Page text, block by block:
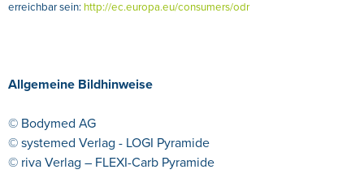
erreichbar sein: http://ec.europa.eu/consumers/odr
Allgemeine Bildhinweise
© Bodymed AG
© systemed Verlag - LOGI Pyramide
© riva Verlag – FLEXI-Carb Pyramide